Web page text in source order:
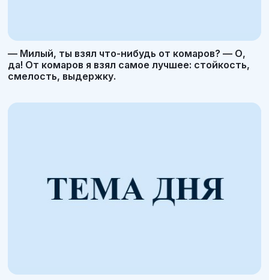
— Милый, ты взял что-нибудь от комаров? — О,
да! От комаров я взял самое лучшее: стойкость,
смелость, выдержку.